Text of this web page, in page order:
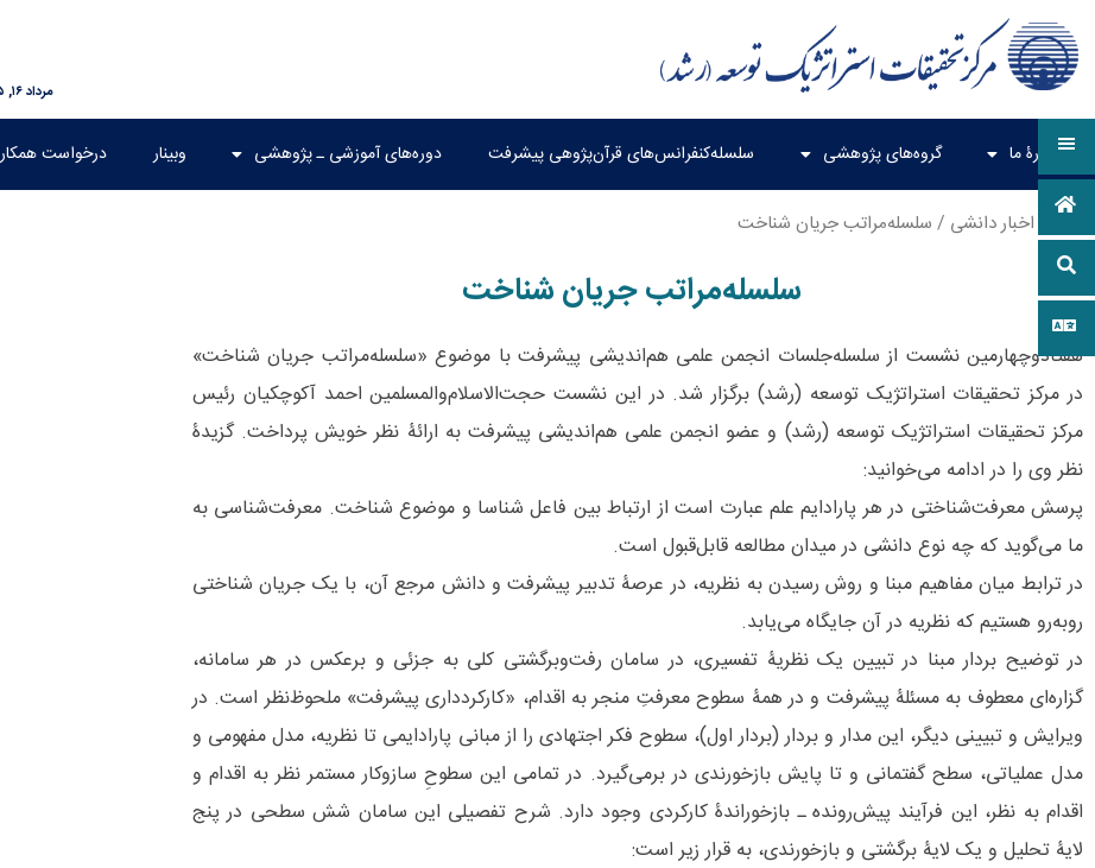
مرداد ۱۶, ۱۴۰۵
دربارۀ ما گروه‌های پژوهشی سلسله‌کنفرانس‌های قرآن‌پژوهی پیشرفت دوره‌های آموزشی ـ پژوهشی وبینار درخواست
اخبار دانشی / سلسله‌مراتب جریان شناخت
سلسله‌مراتب جریان شناخت
هفتادوچهارمین نشست از سلسله‌جلسات انجمن علمی هم‌اندیشی پیشرفت با موضوع «سلسله‌مراتب جریان شناخت»
در مرکز تحقیقات استراتژیک توسعه (رشد) برگزار شد. در این نشست حجت‌الاسلام‌والمسلمین احمد آکوچکیان رئیس
مرکز تحقیقات استراتژیک توسعه (رشد) و عضو انجمن علمی هم‌اندیشی پیشرفت به ارائۀ نظر خویش پرداخت. گزیدۀ
نظر وی را در ادامه می‌خوانید:
پرسش معرفت‌شناختی در هر پارادایم علم عبارت است از ارتباط بین فاعل شناسا و موضوع شناخت. معرفت‌شناسی به
ما می‌گوید که چه نوع دانشی در میدان مطالعه قابل‌قبول است.
در ترابط میان مفاهیم مبنا و روش رسیدن به نظریه، در عرصۀ تدبیر پیشرفت و دانش مرجع آن، با یک جریان شناختی
روبه‌رو هستیم که نظریه در آن جایگاه می‌یابد.
در توضیح بردار مبنا در تبیین یک نظریۀ تفسیری، در سامان رفت‌وبرگشتی کلی به جزئی و برعکس در هر سامانه،
گزاره‌‌ای معطوف به مسئلۀ پیشرفت و در همۀ سطوح معرفتِ منجر به اقدام، «کارکردداری پیشرفت» ملحوظ‌نظر است. در
ویرایش و تبیینی دیگر، این مدار و بردار (بردار اول)، سطوح فکر اجتهادی را از مبانی پارادایمی تا نظریه، مدل مفهومی و
مدل عملیاتی، سطح گفتمانی و تا پایش بازخورندی در برمی‌گیرد. در تمامی این سطوحِ سازوکار مستمر نظر به اقدام و
اقدام به نظر، این فرآیند پیش‌‌رونده ـ بازخوراندۀ کارکردی وجود دارد. شرح تفصیلی این سامان شش سطحی در پنج
لایۀ تحلیل و یک لایۀ برگشتی و بازخورندی، به قرار زیر است: